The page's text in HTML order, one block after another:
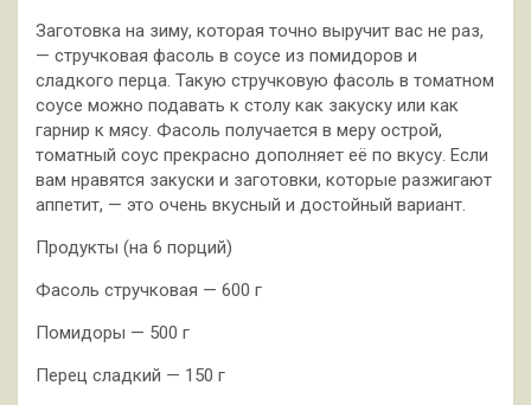
Заготовка на зиму, которая точно выручит вас не раз,
— стручковая фасоль в соусе из помидоров и
сладкого перца. Такую стручковую фасоль в томатном
соусе можно подавать к столу как закуску или как
гарнир к мясу. Фасоль получается в меру острой,
томатный соус прекрасно дополняет её по вкусу. Если
вам нравятся закуски и заготовки, которые разжигают
аппетит, — это очень вкусный и достойный вариант.
Продукты (на 6 порций)
Фасоль стручковая — 600 г
Помидоры — 500 г
Перец сладкий — 150 г